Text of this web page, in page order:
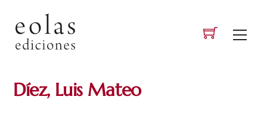
content
Díez, Luis Mateo